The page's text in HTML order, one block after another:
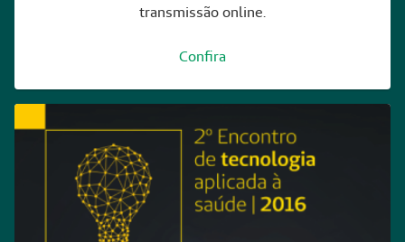
transmissão online.
Confira